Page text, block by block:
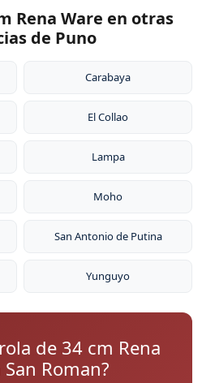
Rena Ware en otras
de Puno
Carabaya
El Collao
Lampa
Moho
San Antonio de Putina
Yunguyo
de 34 cm Rena
Roman?